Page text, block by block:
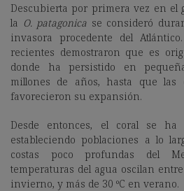
Descubierta por primera vez en el
la O. patagonica se consideró
invasora procedente del
recientes demostraron que es
donde ha persistido en
millones de años, hasta que las
favorecieron su expansión.
Desde entonces, el coral se ha
estableciendo poblaciones a lo
costas poco profundas del
temperaturas del agua oscilan
invierno, y más de 30 ºC en verano.